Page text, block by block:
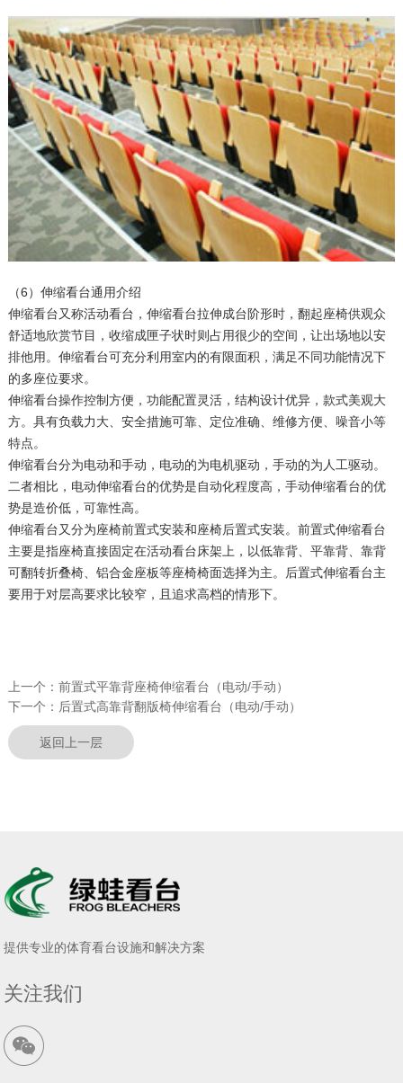
（6）伸缩看台通用介绍
伸缩看台又称活动看台，伸缩看台拉伸成台阶形时，翻起座椅供观众
舒适地欣赏节目，收缩成匣子状时则占用很少的空间，让出场地以安
排他用。伸缩看台可充分利用室内的有限面积，满足不同功能情况下
的多座位要求。
伸缩看台操作控制方便，功能配置灵活，结构设计优异，款式美观大
方。具有负载力大、安全措施可靠、定位准确、维修方便、噪音小等
特点。
伸缩看台分为电动和手动，电动的为电机驱动，手动的为人工驱动。
二者相比，电动伸缩看台的优势是自动化程度高，手动伸缩看台的优
势是造价低，可靠性高。
伸缩看台又分为座椅前置式安装和座椅后置式安装。前置式伸缩看台
主要是指座椅直接固定在活动看台床架上，以低靠背、平靠背、靠背
可翻转折叠椅、铝合金座板等座椅椅面选择为主。后置式伸缩看台主
要用于对层高要求比较窄，且追求高档的情形下。
上一个： 前置式平靠背座椅伸缩看台（电动/手动）
下一个： 后置式高靠背翻版椅伸缩看台（电动/手动）
返回上一层
提供专业的体育看台设施和解决方案
关注我们